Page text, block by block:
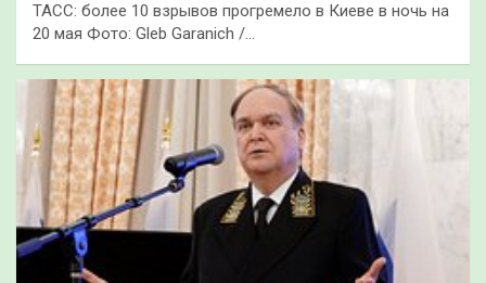
ТАСС: более 10 взрывов прогремело в Киеве в ночь на
20 мая Фото: Gleb Garanich /…